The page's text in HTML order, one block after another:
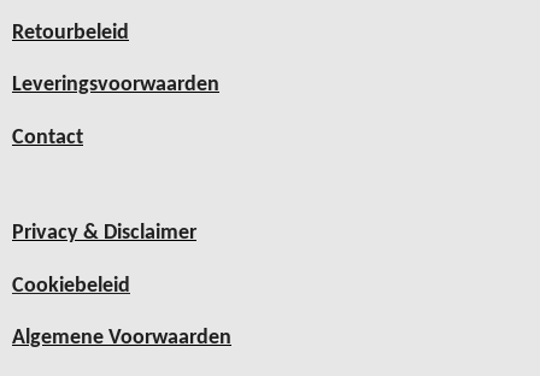
Retourbeleid
Leveringsvoorwaarden
Contact
Privacy & Disclaimer
Cookiebeleid
Algemene Voorwaarden